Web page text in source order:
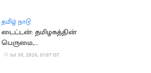
தமிழ் நாடு
டைட்டன்: தமிழகத்தின்
பெருமை,
இந்தியர்களின்
Jul 30, 2026, 01:07 IST